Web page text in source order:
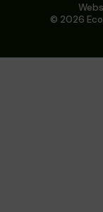
© 2026